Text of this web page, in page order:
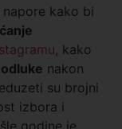
kako bi
, kako
nakon
su brojni
izbora i
godine je